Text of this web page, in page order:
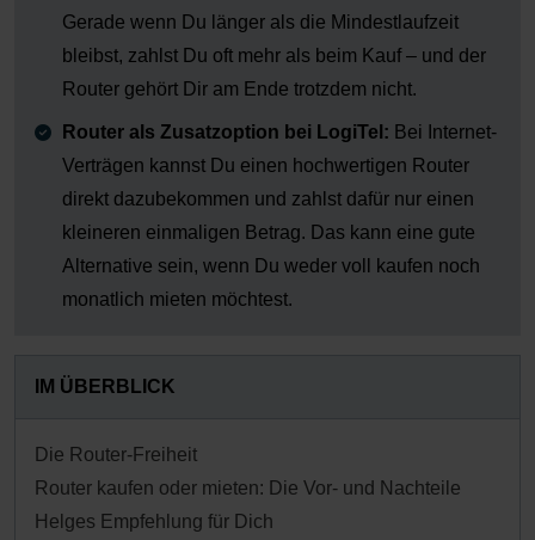
Gerade wenn Du länger als die Mindestlaufzeit
bleibst, zahlst Du oft mehr als beim Kauf – und der
Router gehört Dir am Ende trotzdem nicht.
Router als Zusatzoption bei LogiTel: Bei Internet-
Verträgen kannst Du einen hochwertigen Router
direkt dazubekommen und zahlst dafür nur einen
kleineren einmaligen Betrag. Das kann eine gute
Alternative sein, wenn Du weder voll kaufen noch
monatlich mieten möchtest.
IM ÜBERBLICK
Die Router-Freiheit
Router kaufen oder mieten: Die Vor- und Nachteile
Helges Empfehlung für Dich